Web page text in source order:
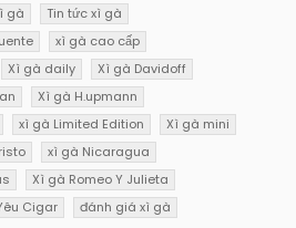
gà
Tin tức xì gà
xì gà cao cấp
Xì gà daily
Xì gà Davidoff
Xì gà H.upmann
xì gà Limited Edition
Xì gà mini
xì gà Nicaragua
Xì gà Romeo Y Julieta
Cigar đánh giá xì gà